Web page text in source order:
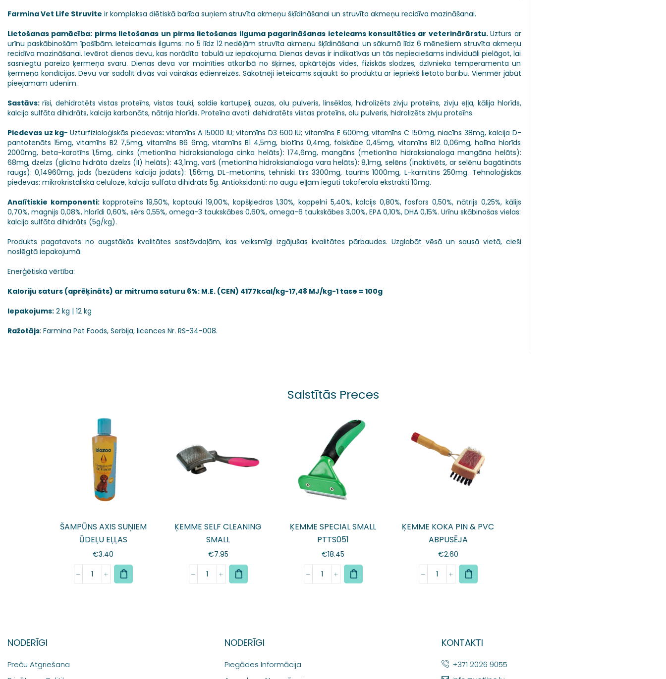
Farmina Vet Life Struvite ir kompleksa diētiskā barība suņiem struvīta akmeņu šķīdināšanai un struvīta akmeņu recidīva mazināšanai.
Lietošanas pamācība: pirms lietošanas un pirms lietošanas ilguma pagarināšanas ieteicams konsultēties ar veterinārārstu.Uzturs ar
urīnu paskābinošām īpašībām. Ieteicamais ilgums: no 5 līdz 12 nedēļām struvīta akmeņu šķīdināšanai un sākumā līdz 6 mēnešiem struvīta akmeņu
recidīva mazināšanai. Ievērot dienas devu, kas norādīta tabulā uz iepakojuma. Dienas devas ir indikatīvas un tās nepieciešams individuāli pielāgot, lai
sasniegtu pareizo ķermeņa svaru. Dienas deva var mainīties atkarībā no šķirnes, apkārtējās vides, fiziskās slodzes, dzīvnieka temperamenta un
ķermeņa kondīcijas. Devu var sadalīt divās vai vairākās ēdienreizēs. Sākotnēji ieteicams sajaukt šo produktu ar iepriekš lietoto barību. Vienmēr jābūt
pieejamam ūdenim.
Sastāvs: rīsi, dehidratēts vistas proteīns, vistas tauki, saldie kartupeļi, auzas, olu pulveris, linsēklas, hidrolizēts zivju proteīns, zivju eļļa, kālija hlorīds,
kalcija sulfāta dihidrāts, kalcija karbonāts, nātrija hlorīds. Proteīna avoti: dehidratēts vistas proteīns, olu pulveris, hidrolizēts zivju proteīns.
Piedevas uz kg-Uzturfizioloģiskās piedevas: vitamīns A 15000 IU; vitamīns D3 600 IU; vitamīns E 600mg; vitamīns C 150mg, niacīns 38mg, kalcija D-
pantotenāts 15mg, vitamīns B2 7,5mg, vitamīns B6 6mg, vitamīns B1 4,5mg, biotīns 0,4mg, folskābe 0,45mg, vitamīns B12 0,06mg, holīna hlorīds
2000mg, beta-karotīns 1,5mg, cinks (metionīna hidroksianaloga cinka helāts): 174,6mg, mangāns (metionīna hidroksianaloga mangāna helāts):
68mg, dzelzs (glicīna hidrāta dzelzs (II) helāts): 43,1mg, varš (metionīna hidroksianaloga vara helāts): 8,1mg, selēns (inaktivēts, ar selēnu bagātināts
raugs): 0,14960mg, jods (bezūdens kalcija jodāts): 1,56mg, DL-metionīns, tehniski tīrs 3300mg, taurīns 1000mg, L-karnitīns 250mg. Tehnoloģiskās
piedevas: mikrokristāliskā celuloze, kalcija sulfāta dihidrāts 5g. Antioksidanti: no augu eļļām iegūti tokoferola ekstrakti 10mg.
Analītiskie komponenti: kopproteīns 19,50%, koptauki 19,00%, kopšķiedras 1,30%, koppelni 5,40%, kalcijs 0,80%, fosfors 0,50%, nātrijs 0,25%, kālijs
0,70%, magnijs 0,08%, hlorīdi 0,60%, sērs 0,55%, omega-3 taukskābes 0,60%, omega-6 taukskābes 3,00%, EPA 0,10%, DHA 0,15%. Urīnu skābinošas vielas:
kalcija sulfāta dihidrāts (5g/kg).
Produkts pagatavots no augstākās kvalitātes sastāvdaļām, kas veiksmīgi izgājušas kvalitātes pārbaudes. Uzglabāt vēsā un sausā vietā, cieši
noslēgtā iepakojumā.
Enerģētiskā vērtība:
Kaloriju saturs (aprēķināts) ar mitruma saturu 6%: M.E. (CEN) 4177kcal/kg-17,48 MJ/kg-1 tase = 100g
Iepakojums: 2 kg | 12 kg
Ražotājs: Farmina Pet Foods, Serbija, licences Nr. RS-34-008.
Saistītās Preces
ŠAMPŪNS AXIS SUŅIEM
ŪDEĻU EĻĻAS
€3.40
ĶEMME SELF CLEANING
SMALL
€7.95
ĶEMME SPECIAL SMALL
PTTS051
€18.45
ĶEMME KOKA PIN & PVC
ABPUSĒJA
€2.60
NODERĪGI
Preču Atgriešana
NODERĪGI
Piegādes Informācija
KONTAKTI
+371 2026 9055